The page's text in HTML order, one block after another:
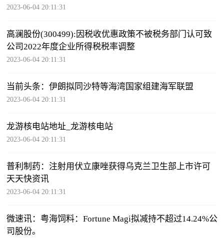
2023-06-04 20:11:31
高澜股份(300499):因税收优惠政策不被税务部门认可致
公司2022年度企业所得税税率调整
2023-06-04 20:11:31
当前头条：伊朗拟同沙特等海湾国家组建海军联盟
2023-06-04 20:11:31
龙游核电站地址_龙游核电站
2023-06-04 20:11:31
普利制药：注射用伏立康唑获得乌克兰卫生部上市许可
天天快资讯
2023-06-04 20:11:31
微速讯：粤海饲料：Fortune Magi拟减持不超过14.24%公
司股份。